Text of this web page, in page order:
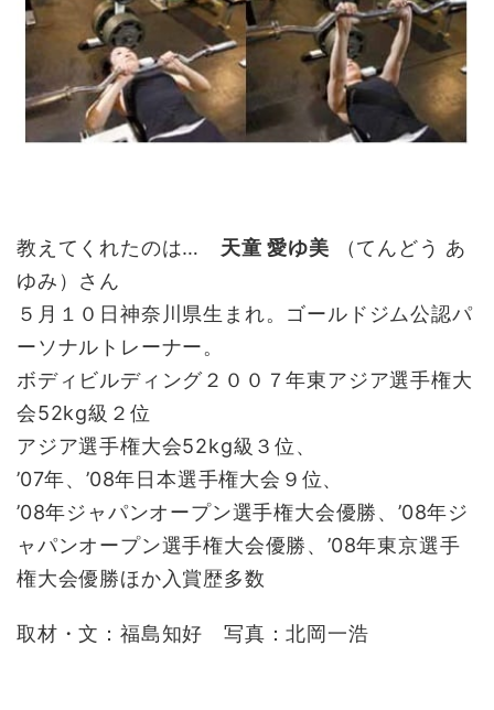
教えてくれたのは… 天童 愛ゆ美 （てんどう あ
ゆみ）さん
５月１０日神奈川県生まれ。ゴールドジム公認パ
ーソナルトレーナー。
ボディビルディング２００７年東アジア選手権大
会52kg級２位
アジア選手権大会52kg級３位、
’07年、’08年日本選手権大会９位、
’08年ジャパンオープン選手権大会優勝、’08年ジ
ャパンオープン選手権大会優勝、’08年東京選手
権大会優勝ほか入賞歴多数
取材・文：福島知好 写真：北岡一浩